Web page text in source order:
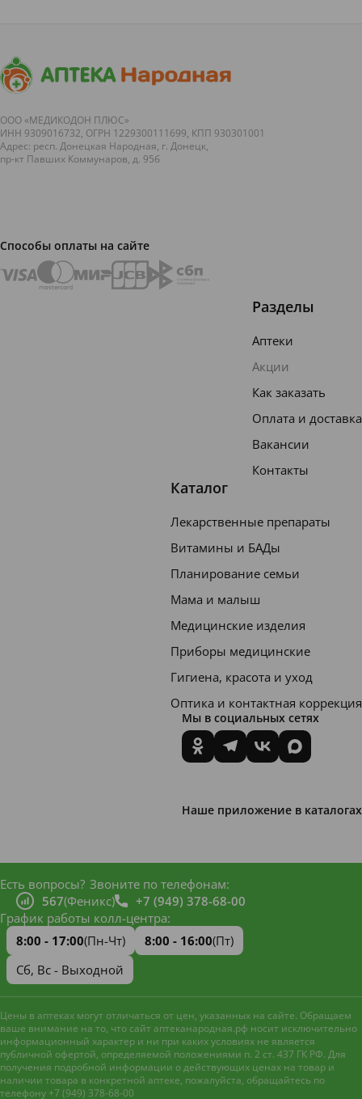
рубрику об
открытиях в
м...
В этой
статье мы
возд...
ООО «МЕДИКОДОН ПЛЮС»
ИНН 9309016732, ОГРН 1229300111699, КПП 930301001
Адрес: респ. Донецкая Народная, г. Донецк,
пр-кт Павших Коммунаров, д. 95б
Способы оплаты на сайте
Разделы
Аптеки
Акции
Как заказать
Оплата и доставка
Вакансии
Контакты
Каталог
Лекарственные препараты
Витамины и БАДы
Планирование семьи
Мама и малыш
Медицинские изделия
Приборы медицинские
Гигиена, красота и уход
Оптика и контактная коррекция
Мы в социальных сетях
Наше приложение в каталогах
Есть вопросы? Звоните по телефонам:
567(Феникс)
+7 (949) 378-68-00
График работы колл-центра:
8:00 - 17:00(Пн-Чт) 8:00 - 16:00(Пт)
Сб, Вс - Выходной
Цены в аптеках могут отличаться от цен, указанных на сайте. Обращаем
ваше внимание на то, что сайт аптеканародная.рф носит исключительно
информационный характер и ни при каких условиях не является
публичной офертой, определяемой положениями п. 2 ст. 437 ГК РФ. Для
получения подробной информации о действующих ценах на товар и
наличии товара в конкретной аптеке, пожалуйста, обращайтесь по
телефону +7 (949) 378-68-00Наш сайт использует файлы